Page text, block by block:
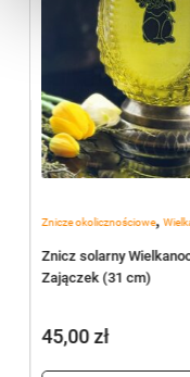
Znicze okolicznościowe,
Znicz solarny
Zajączek (31 cm)
45,00zł